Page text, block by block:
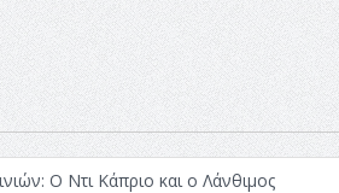
Ο Ντι Κάπριο και ο Λάνθιμος